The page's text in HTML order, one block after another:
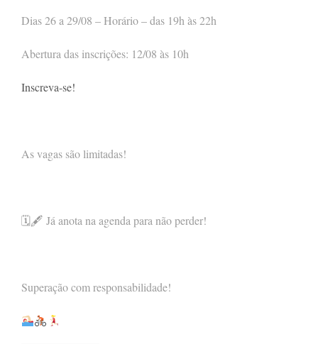
Dias 26 a 29/08 – Horário – das 19h às 22h
Abertura das inscrições: 12/08 às 10h
Inscreva-se!
As vagas são limitadas!
🗓🖋 Já anota na agenda para não perder!
Superação com responsabilidade!